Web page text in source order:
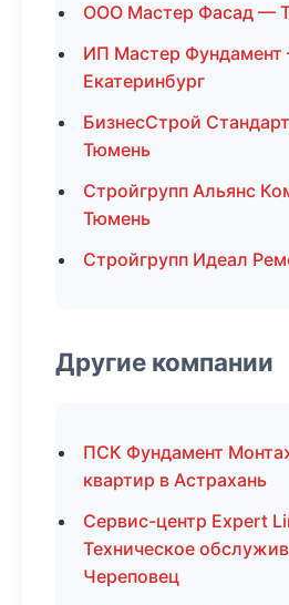
ООО Мастер Фасад —
ИП Мастер
Екатеринбург
БизнесСтрой
Тюмень
Стройгрупп Альянс
Тюмень
Стройгрупп Идеал
Другие компании
ПСК Фундамент
квартир в Астрахань
Сервис-центр Expert
Техническое
Череповец